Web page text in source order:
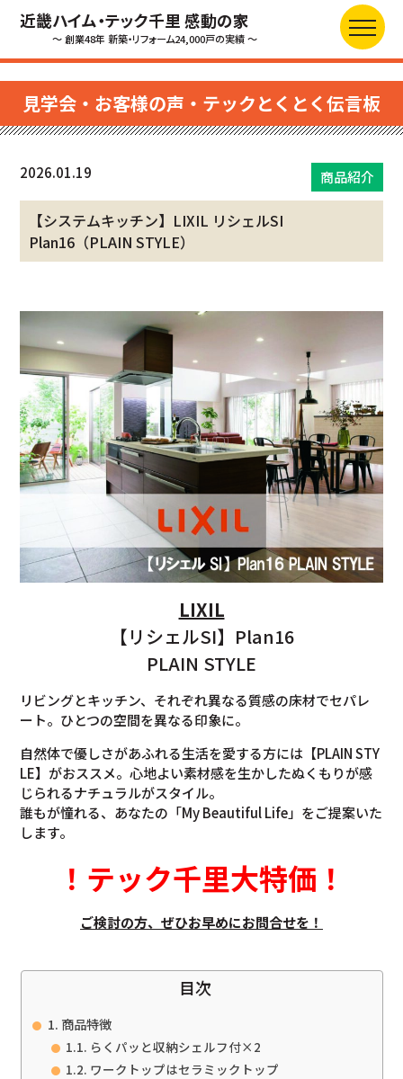
近畿ハイム・テック千里 感動の家
～ 創業48年 新築・リフォーム24,000戸の実績 ～
見学会・お客様の声・テックとくとく伝言板
2026.01.19 商品紹介
【システムキッチン】LIXIL リシェルSI
Plan16（PLAIN STYLE）
LIXIL
【リシェルSI】Plan16
PLAIN STYLE
リビングとキッチン、それぞれ異なる質感の床材でセパレ
ート。ひとつの空間を異なる印象に。
自然体で優しさがあふれる生活を愛する方には【PLAIN STY
LE】がおススメ。心地よい素材感を生かしたぬくもりが感
じられるナチュラルがスタイル。
誰もが憧れる、あなたの「My Beautiful Life」をご提案いた
します。
！ テック千里大特価 ！
ご検討の方、ぜひお早めにお問合せを！
目次
商品特徴
らくパッと収納シェルフ付×2
ワークトップはセラミックトップ